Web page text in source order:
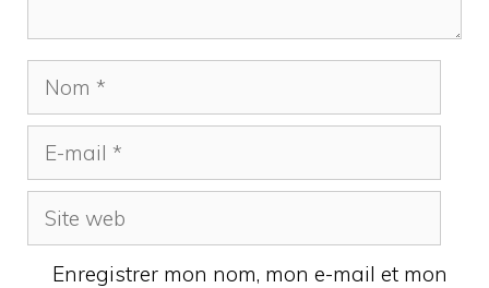
Nom
mail
Site
web
Enregistrer mon nom, mon e-mail et mon